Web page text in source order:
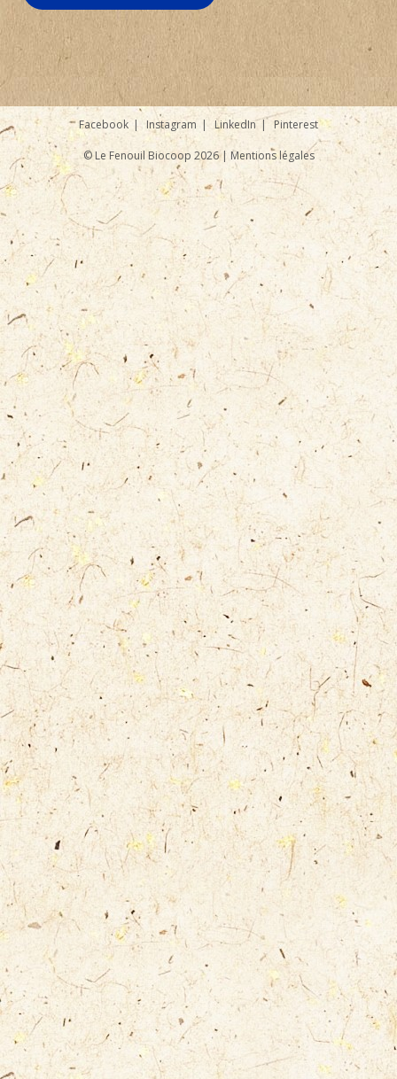
Facebook Instagram LinkedIn Pinterest
© Le Fenouil Biocoop 2026 | Mentions légales